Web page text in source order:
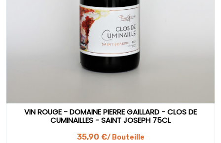
VIN ROUGE - DOMAINE PIERRE GAILLARD - CLOS DE
CUMINAILLES - SAINT JOSEPH 75CL
35,90 €/ Bouteille